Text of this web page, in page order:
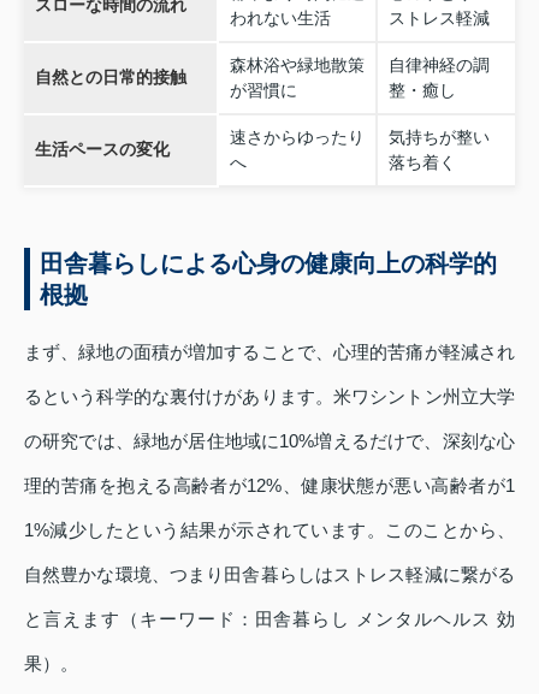
スローな時間の流れ
われない生活
ストレス軽減
自然との日常的接触
森林浴や緑地散策
が習慣に
自律神経の調
整・癒し
生活ペースの変化
速さからゆったり
へ
気持ちが整い
落ち着く
田舎暮らしによる心身の健康向上の科学的
根拠
まず、緑地の面積が増加することで、心理的苦痛が軽減され
るという科学的な裏付けがあります。米ワシントン州立大学
の研究では、緑地が居住地域に10%増えるだけで、深刻な心
理的苦痛を抱える高齢者が12%、健康状態が悪い高齢者が1
1%減少したという結果が示されています。このことから、
自然豊かな環境、つまり田舎暮らしはストレス軽減に繋がる
と言えます（キーワード：田舎暮らし メンタルヘルス 効
果）。